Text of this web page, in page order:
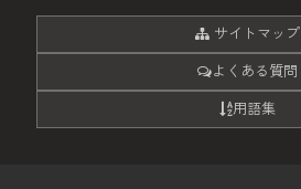
サイトマップ
よくある質問
用語集